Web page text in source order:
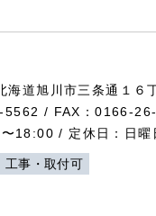
道旭川市三条通１６
5562 / FAX：0166-
18:00 / 定休日：日曜
工事・取付可